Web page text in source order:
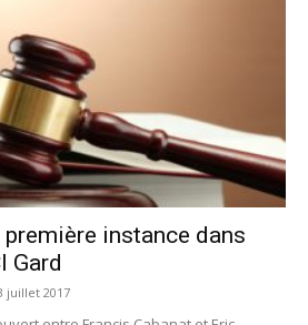
instance dans
Gard
juillet 2017